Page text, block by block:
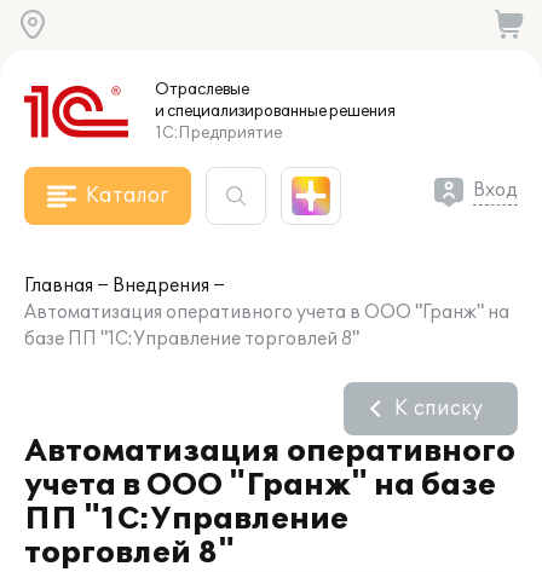
Отраслевые
и специализированныерешения
1С:Предприятие
Каталог Вход
Главная
Внедрения
Автоматизация оперативного учета в ООО "Гранж" на
базе ПП "1С:Управление торговлей 8"
Автоматизация оперативного
учета в ООО "Гранж" на базе
ПП "1С:Управление
торговлей 8"
К списку